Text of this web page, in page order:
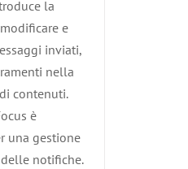
la
e
inviati,
nella
contenuti.
è
una gestione
notifiche.